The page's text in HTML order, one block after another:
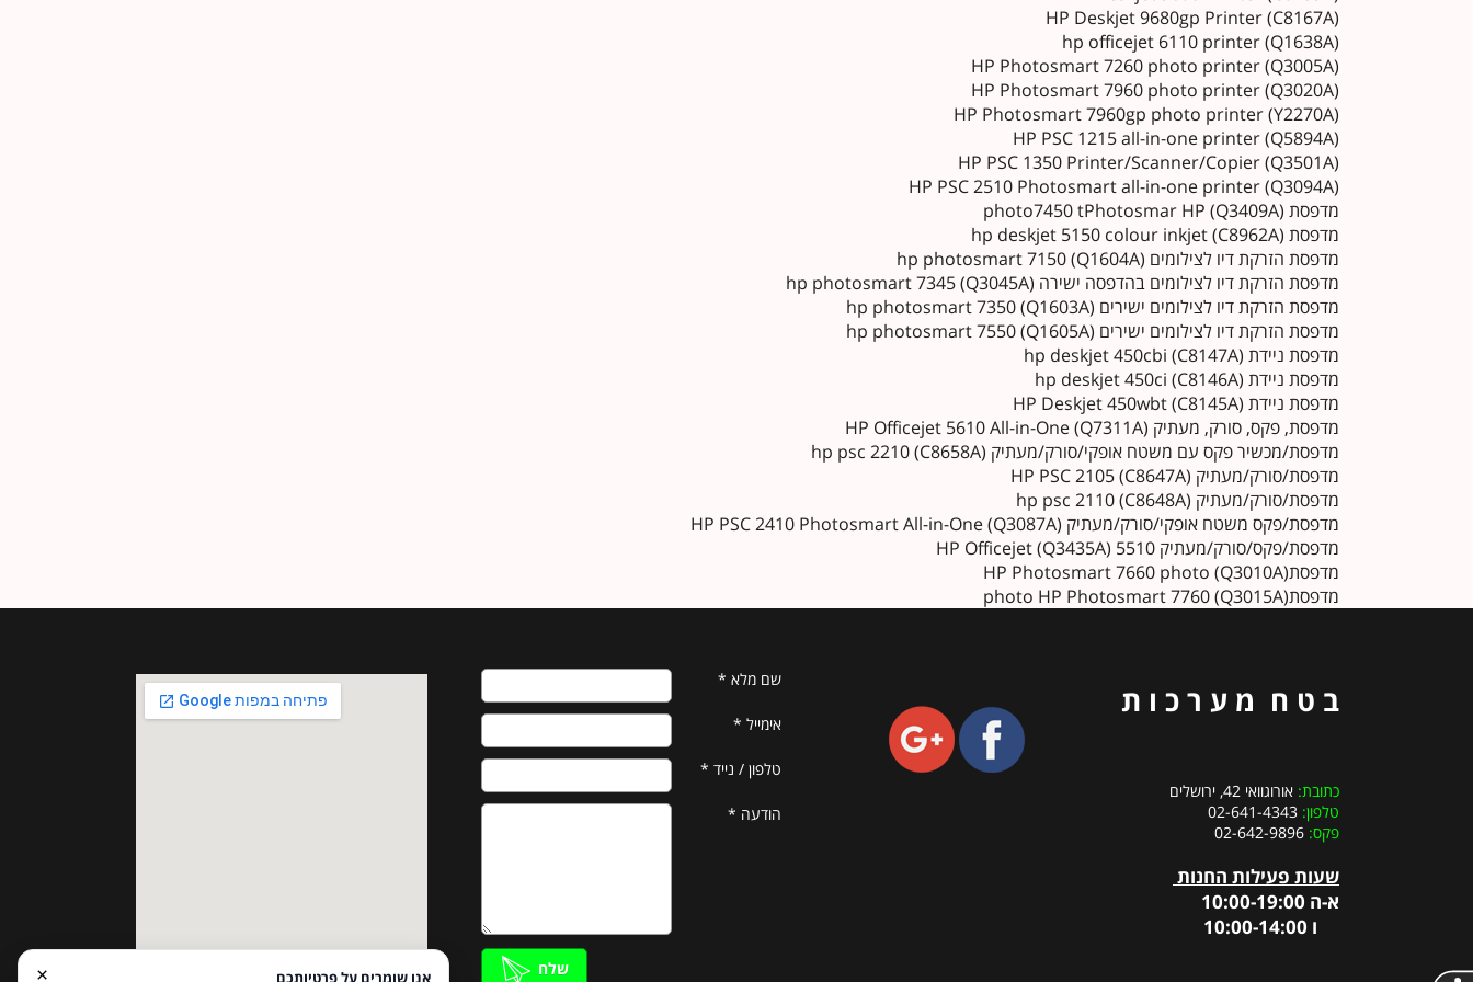
HP Deskjet 9680gp Printer (C8167A)
hp officejet 6110 printer (Q1638A)
HP Photosmart 7260 photo printer (Q3005A)
HP Photosmart 7960 photo printer (Q3020A)
HP Photosmart 7960gp photo printer (Y2270A)
HP PSC 1215 all-in-one printer (Q5894A)
HP PSC 1350 Printer/Scanner/Copier (Q3501A)
HP PSC 2510 Photosmart all-in-one printer (Q3094A)
מדפסת photo7450 tPhotosmar HP (Q3409A)
מדפסת hp deskjet 5150 colour inkjet (C8962A)
מדפסת הזרקת דיו לצילומים hp photosmart 7150 (Q1604A)
מדפסת הזרקת דיו לצילומים בהדפסה ישירה hp photosmart 7345 (Q3045A)
מדפסת הזרקת דיו לצילומים ישירים hp photosmart 7350 (Q1603A)
מדפסת הזרקת דיו לצילומים ישירים hp photosmart 7550 (Q1605A)
מדפסת ניידת hp deskjet 450cbi (C8147A)
מדפסת ניידת hp deskjet 450ci (C8146A)
מדפסת ניידת HP Deskjet 450wbt (C8145A)
מדפסת, פקס, סורק, מעתיק HP Officejet 5610 All-in-One (Q7311A)
מדפסת/מכשיר פקס עם משטח אופקי/סורק/מעתיק hp psc 2210 (C8658A)
מדפסת/סורק/מעתיק HP PSC 2105 (C8647A)
מדפסת/סורק/מעתיק hp psc 2110 (C8648A)
מדפסת/פקס משטח אופקי/סורק/מעתיק HP PSC 2410 Photosmart All-in-One (Q3087A)
מדפסת/פקס/סורק/מעתיק 5510 HP Officejet (Q3435A)
מדפסתHP Photosmart 7660 photo (Q3010A)
מדפסתphoto HP Photosmart 7760 (Q3015A)
ב ט ח מ ע ר כ ו ת
כתובת: אורוגוואי 42, ירושלים
טלפון: 02-641-4343
פקס:
שעות פעילות החנות
א-ה 10:00-19:00
ו 10:00-14:00
שם מלא*
אימייל*
טלפון / נייד*
הודעה *
שלח × אנו שומרים על פרטיותכם